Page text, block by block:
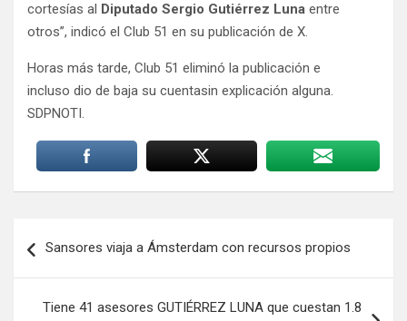
cortesías al Diputado Sergio Gutiérrez Luna entre
otros”, indicó el Club 51 en su publicación de X.
Horas más tarde, Club 51 eliminó la publicación e
incluso dio de baja su cuentasin explicación alguna.
SDPNOTI.
de
Sansores viaja a Ámsterdam con recursos propios
Tiene 41 asesores GUTIÉRREZ LUNA que cuestan 1.8